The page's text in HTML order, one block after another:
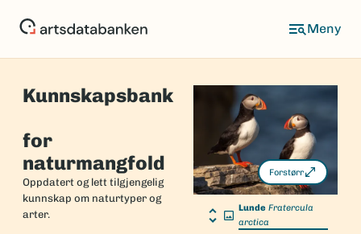
Forside
Forstørr
Lunde Fratercula
arctica
Kunnskapsbank
for
naturmangfold
Oppdatert og lett tilgjengelig
kunnskap om naturtyper og
arter.